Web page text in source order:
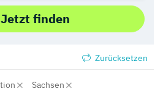
Jetzt finden
Zurücksetzen
Sachsen